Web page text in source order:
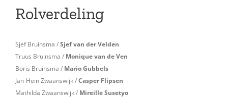
Rolverdeling
Sjef Bruinsma /Sjef van der Velden
Truus Bruinsma / Monique van de Ven
Boris Bruinsma / Mario Gubbels
Jan-Hein Zwaanswijk /Casper Flipsen
Mathilda Zwaanswijk / Mireille Susetyo